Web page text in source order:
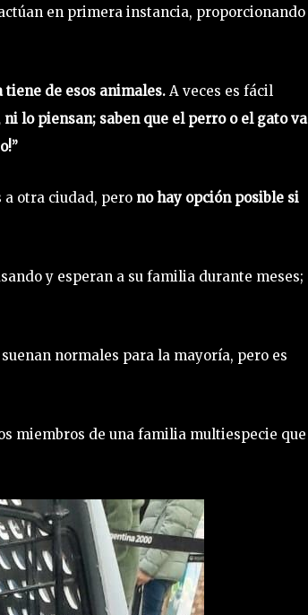
en primera instancia, proporcionando
tiene de esos animales. A veces es fácil
lo piensan; saben que el perro o el gato va
otra ciudad, pero no hay opción posible si
y esperan a su familia durante meses;
normales para la mayoría, pero es
miembros de una familia multiespecie que